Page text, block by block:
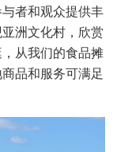
者和观众提供丰
洲文化村，欣赏
从我们的食品摊
品和服务可满足